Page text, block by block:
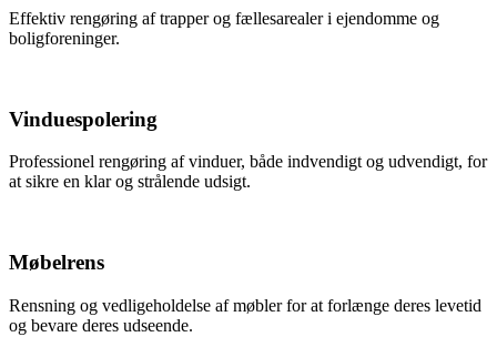
Effektiv rengøring af trapper og fællesarealer i ejendomme og
boligforeninger.
Vinduespolering
Professionel rengøring af vinduer, både indvendigt og udvendigt, for
at sikre en klar og strålende udsigt.
Møbelrens
Rensning og vedligeholdelse af møbler for at forlænge deres levetid
og bevare deres udseende.